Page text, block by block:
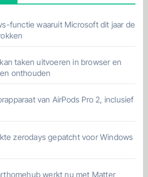
functie waaruit Microsoft dit jaar de
taken uitvoeren in browser en
onthouden
van AirPods Pro 2, inclusief
zerodays gepatcht voor Windows
werkt nu met Matter